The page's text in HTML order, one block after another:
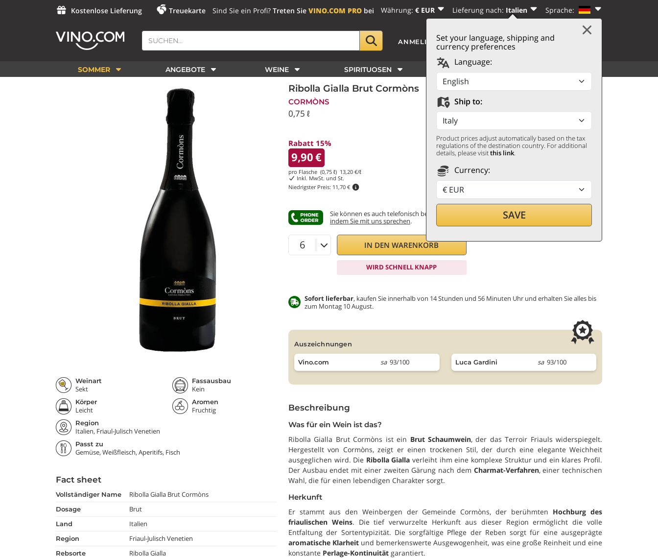
Kostenlose Lieferung Treuekarte Sind Sie ein Profi? Treten Sie VINO.COM PRObei Währung: € EUR Lieferung nach: Italien Sprache:
Set your language, shipping and
currency preferences
Language:
Ship to:
Product prices adjust automatically based on the tax
regulations of the destination country. For additional
details, please visitthis link.
Currency:
SAVE
ANMELDEN | REGISTRIEREN WARENKORB
SOMMER ANGEBOTE WEINE SPIRITUOSEN WEITERES
Weinart
Sekt
Fassausbau
Kein
Körper
Leicht
Aromen
Fruchtig
Region
Italien, Friaul-Julisch Venetien
Passt zu
Gemüse, Weißfleisch, Aperitifs, Fisch
Fact sheet
vollständiger Name Ribolla Gialla Brut Cormòns
dosage Brut
land Italien
region Friaul-Julisch Venetien
rebsorte Ribolla Gialla
Ribolla Gialla Brut Cormòns
CORMÒNS
0,75 ℓ
Rabatt 15%
9,90€
pro Flasche (0,75 ℓ) 13,20 €/ℓ
Inkl. MwSt. und St.
Niedrigster Preis: 11,70 €
Sie können es auch telefonisch bestellen,
indem Sie mit uns sprechen.
IN DEN WARENKORB
WIRD SCHNELL KNAPP
Sofort lieferbar, kaufen Sie innerhalb von 14 Stunden und 56 Minuten Uhr und erhalten Sie alles bis
zum Montag 10 August.
auszeichnungen
Vino.com sa 93/100 Luca Gardini sa 93/100
Beschreibung
Was für ein Wein ist das?
Ribolla Gialla Brut Cormòns ist ein Brut Schaumwein, der das Terroir Friauls widerspiegelt.
Hergestellt von Cormòns, zeigt er einen trockenen Stil, der durch eine elegante Weichheit
ausgeglichen wird. Die Ribolla Gialla verleiht ihm eine komplexe Struktur und ein klares Profil.
Der Ausbau endet mit einer zweiten Gärung nach dem Charmat-Verfahren, einer technischen
Wahl, die für einen lebendigen Charakter sorgt.
Herkunft
Er stammt aus den Weinbergen der Gemeinde Cormòns, der berühmten Hochburg des
friaulischen Weins. Die tief verwurzelte Herkunft aus dieser Region ermöglicht die volle
Entfaltung der Sortentypizität. Die sorgfältige Pflege der Reben sorgt für eine ausgeprägte
aromatische Klarheit und bemerkenswerte Ausgewogenheit, was eine große Reinheit und eine
konstante Perlage-Kontinuität garantiert.